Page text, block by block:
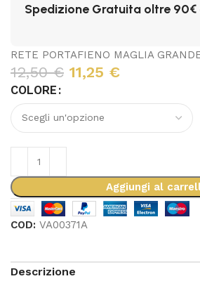
Spedizione Gratuita oltre 90€
RETE PORTAFIENO MAGLIA
12,50€ 11,25 €
COLORE
Aggiungi al
COD:VA00371A
Descrizione